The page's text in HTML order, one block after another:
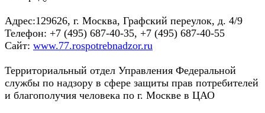
Адрес:129626, г. Москва, Графский переулок, д. 4/9
Телефон: +7 (495) 687-40-35, +7 (495) 687-40-55
Сайт: www.77.rospotrebnadzor.ru
Территориальный отдел Управления Федеральной
службы по надзору в сфере защиты прав потребителей
и благополучия человека по г. Москве в ЦАО